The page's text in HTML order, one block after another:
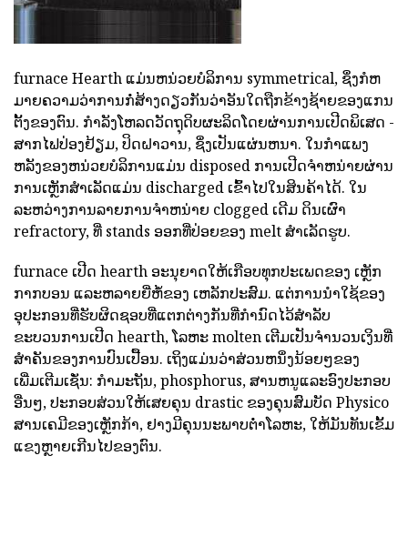
furnace Hearth ແມ່ນຫນ່ວຍບໍລິການ symmetrical, ຊຶ່ງກໍຫ
ມາຍຄວາມວ່າການກໍ່ສ້າງດຽວກັນວ່າອັນໃດຖືກຂ້າງຊ້າຍຂອງແກນ
ຕັ້ງຂອງຕົນ. ກໍາລັງໂຫລດວັດຖຸດິບຜະລິດໂດຍຜ່ານການເປີດພິເສດ -
ສາກໄຟປ່ອງຢ້ຽມ, ປິດຝາວານ, ຊຶ່ງເປັນແຜ່ນຫນາ. ໃນກໍາແພງ
ຫລັງຂອງຫນ່ວຍບໍລິການແມ່ນ disposed ການເປີດຈໍາຫນ່າຍຜ່ານ
ການເຫຼັກສໍາເລັດແມ່ນ discharged ເຂົ້າໄປໃນສິນຄ້າໄດ້. ໃນ
ລະຫວ່າງການລາຍການຈໍາຫນ່າຍ clogged ເດີມ ດິນເຜົາ
refractory, ທີ່ stands ອອກທີ່ປ່ອຍຂອງ melt ສໍາເລັດຮູບ.
furnace ເປີດ hearth ອະນຸຍາດໃຫ້ເກືອບທຸກປະເພດຂອງ ເຫຼັກ
ກາກບອນ ແລະຫລາຍຍີ່ຫໍ້ຂອງ ເຫລັກປະສົມ. ແຕ່ການນໍາໃຊ້ຂອງ
ອຸປະກອນທີ່ຮັບຜິດຊອບທີ່ແຕກຕ່າງກັນທີ່ກໍານົດໄວ້ສໍາລັບ
ຂະບວນການເປີດ hearth, ໂລຫະ molten ເຕີມເປັນຈໍານວນເງິນທີ່
ສໍາຄັນຂອງການປົນເປື້ອນ. ເຖິງແມ່ນວ່າສ່ວນຫນຶ່ງນ້ອຍໆຂອງ
ເພີ່ມເຕີມເຊັ່ນ: ກໍາມະຖັນ, phosphorus, ສານຫນູແລະອົງປະກອບ
ອື່ນໆ, ປະກອບສ່ວນໃຫ້ເສຍຄຸນ drastic ຂອງຄຸນສົມບັດ Physico
ສານເຄມີຂອງເຫຼັກກ້າ, ຢາງມີຄຸນນະພາບຕ່ໍາໂລຫະ, ໃຫ້ມັນທັນເຂັ້ມ
ແຂງຫຼາຍເກີນໄປຂອງຕົນ.